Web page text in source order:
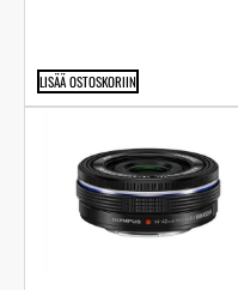
LISÄÄ OSTOSKORIIN